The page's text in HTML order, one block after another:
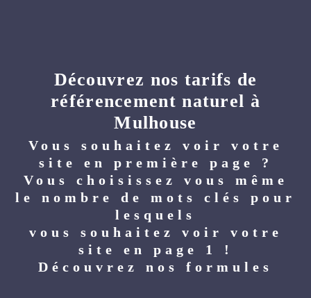
Découvrez nos tarifs de
référencement naturel à
Mulhouse
Vous souhaitez voir votre
site en première page ?
Vous choisissez vous même
le nombre de mots clés pour
lesquels
vous souhaitez voir votre
site en page 1 !
Découvrez nos formules